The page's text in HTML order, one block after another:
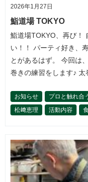
2026年1月27日
鮨道場 TOKYO
鮨道場TOKYO、再び！
い！！ パーティ好き、
とがあるはず。 今回は
巻きの練習をします♪
お知らせ プロと触れ合
松﨑恵理
活動内容